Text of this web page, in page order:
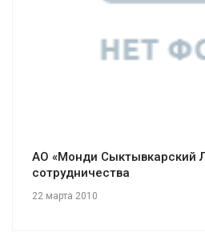
АО «Монди Сыктывкарский
сотрудничества
22 марта 2010